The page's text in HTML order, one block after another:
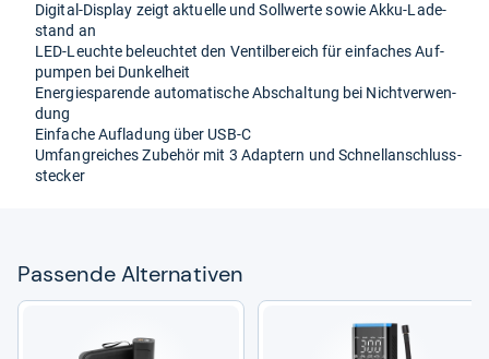
Digi­tal-​Dis­play zeigt aktu­elle und Soll­werte sowie Akku-​Lade­
stand an
LED-​Leuchte beleuch­tet den Ven­til­be­reich für ein­fa­ches Auf­
pum­pen bei Dun­kel­heit
Ener­gie­spa­rende auto­ma­ti­sche Abschal­tung bei Nicht­ver­wen­
dung
Ein­fa­che Auf­la­dung über USB-​C
Umfang­rei­ches Zube­hör mit 3 Adap­tern und Schnel­l­an­schluss­
ste­cker
Pas­sende Alter­na­ti­ven